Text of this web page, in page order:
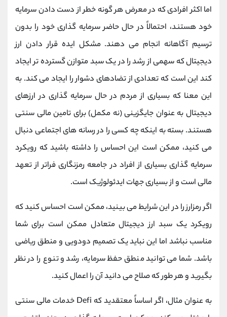
اما اکثر افرادی که در معرض هر گونه خطر از دست دادن سرمایه
خود هستند، احتمالاً در حال حاضر سرمایه گذاری خود را بدون
ترسیم آگاهانه انجام می دهند. مشکل ایده قرار دادن ارز
دیجیتال که سهمی از رشد را در یک سبد متوازن گسترده ‌تر ایجاد
‌کند این است که تعدادی از تضادهای دشوار را ایجاد می‌ کند. به
این معنا که بسیاری از مردم در حال سرمایه گذاری در ارزهای
دیجیتال به عنوان جایگزینی (نه مکمل) برای تامین مالی سنتی
هستند. بسته به اینکه چه کسی را در رسانه ‌های اجتماعی دنبال
می ‌کنید، ممکن است این احساس را داشته باشید که رویکرد
سرمایه‌ گذاری بسیاری از افراد در جامعه رمزنگاری فراتر از تعهد
مالی است و از بسیاری جهات ایدئولوژیک است.
اگر رمزارز را در این شرایط می بینید، ممکن است احساس کنید که
رویکرد یک سبد ارز دیجیتال متعادل ممکن است برای شما
مناسب نباشد اما این نباید یک تصمیم دودویی و منطق ریاضی
باشد. شما می توانید منطق حفظ سرمایه، رشد و تنوع را در نظر
بگیرید و هر طور که صلاح می دانید آن را اعمال کنید.
به عنوان مثال، اگر اساساً معتقدید که Defi خدمات مالی سنتی